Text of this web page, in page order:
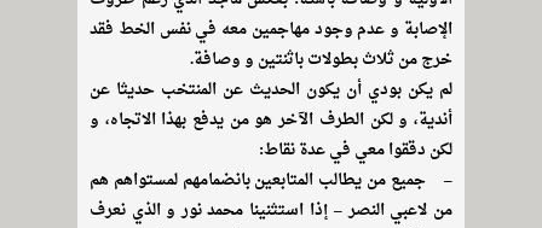
الإصابة و عدم وجود مهاجمين معه في نفس الخط فقد
خرج من ثلاث بطولات باثنتين و وصافة.
لم يكن بودي أن يكون الحديث عن المنتخب حديثا عن
أندية، و لكن الطرف الآخر هو من يدفع بهذا الاتجاه، و
لكن دققوا معي في عدة نقاط:
– جميع من يطالب المتابعين بانضمامهم لمستواهم هم
من لاعبي النصر – إذا استثنينا محمد نور و الذي نعرف